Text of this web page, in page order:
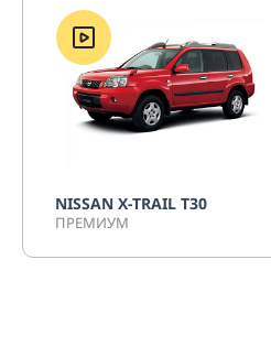
NISSAN X-TRAIL T30
ПРЕМИУМ